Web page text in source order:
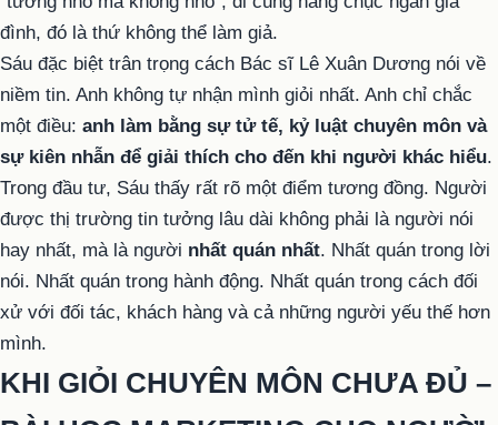
đình, đó là thứ không thể làm giả.
Sáu đặc biệt trân trọng cách Bác sĩ Lê Xuân Dương nói về
niềm tin. Anh không tự nhận mình giỏi nhất. Anh chỉ chắc
một điều: anh làm bằng sự tử tế, kỷ luật chuyên môn và
sự kiên nhẫn để giải thích cho đến khi người khác hiểu.
Trong đầu tư, Sáu thấy rất rõ một điểm tương đồng. Người
được thị trường tin tưởng lâu dài không phải là người nói
hay nhất, mà là người nhất quán nhất. Nhất quán trong lời
nói. Nhất quán trong hành động. Nhất quán trong cách đối
xử với đối tác, khách hàng và cả những người yếu thế hơn
mình.
KHI GIỎI CHUYÊN MÔN CHƯA ĐỦ –